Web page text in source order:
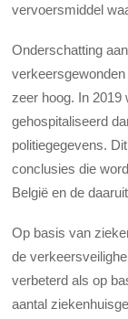
vervoersmiddel
Onderschatting
zeer hoog. In 2019
gehospitaliseerd
politiegegevens.
conclusies die
België en de
Op basis van
de
verbeterd als op
aantal